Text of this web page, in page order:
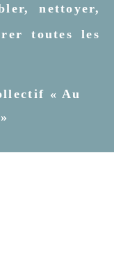
nettoyer,
toutes les
« Au